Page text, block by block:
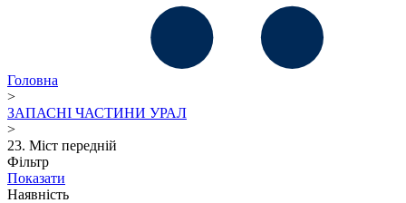
Головна
>
ЗАПАСНІ ЧАСТИНИ УРАЛ
>
23. Міст передній
Фільтр
Показати
Наявність